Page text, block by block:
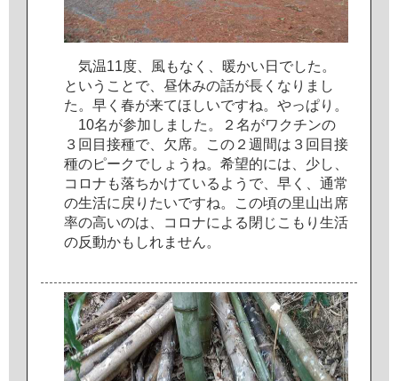
気温11度 風もな く 暖かい 日 でした 。
と い う こ と で 昼休みの話が長 く な り ま し
た 。 早 く 春が来てほ しいですね。 やっぱり 。
10名が参加 し ま した 。 ２ 名がワ クチンの
３ 回 目 接種で 欠 席。 こ の ２ 週 間は ３ 回 目 接
種のピーク でし ょ う ね。 希望的には 少し
コ ロナ も落ちかけている よ う で 早 く 通常
の生活に 戻 り たいですね。 こ の頃の里山出 席
率の高いのは コ ロナに よ る 閉 じ こ も り 生活
の反動かも しれま せん。